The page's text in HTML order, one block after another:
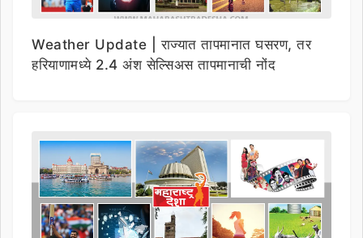
Weather Update | राज्यात तापमानात घसरण, तर
हरियाणामध्ये 2.4 अंश सेल्सिअस तापमानाची नोंद